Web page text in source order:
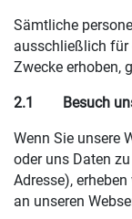
Sämtliche
ausschließlich für
Zwecke erhoben,
2.1 Besuch
Wenn Sie unsere
oder uns Daten
Adresse),
an unseren